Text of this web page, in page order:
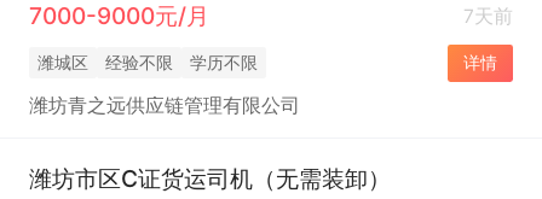
7000-9000元/月
7天前
潍城区 经验不限 学历不限 详情
潍坊青之远供应链管理有限公司
潍坊市区C证货运司机（无需装卸）